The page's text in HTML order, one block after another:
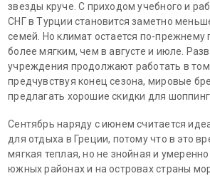
звезды круче. С приходом учебного и
СНГ в Турции становится заметно
семей. Но климат остается по-прежнему
более мягким, чем в августе и июле.
учреждения продолжают работать в
предчувствуя конец сезона, мировые
предлагать хорошие скидки для
Сентябрь наряду с июнем считается
для отдыха в Греции, потому что в это
мягкая теплая, но не знойная и
южных районах и на островах страны